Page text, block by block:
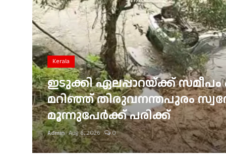
Jobs Mall
Automotive
Shop Online
Education
Business
Kerala
ഇടുക്കി ഏലപ്പാറയ്ക്ക് സമീപം
മറിഞ്ഞ് തിരുവനന്തപുരം
മൂന്നുപേർക്ക് പരിക്ക്
Admin Aug 6, 2026 0